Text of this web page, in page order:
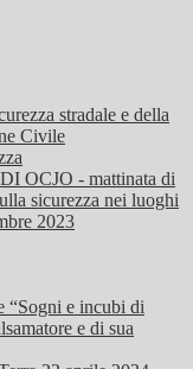
stradale e della
Civile
OCJO - mattinata di
sicurezza nei luoghi
2023
“Sogni e incubi di
e di sua